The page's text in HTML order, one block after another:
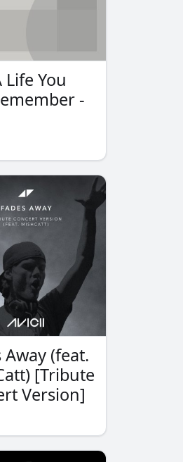
Life You
-
Away (feat.
[Tribute
Version]